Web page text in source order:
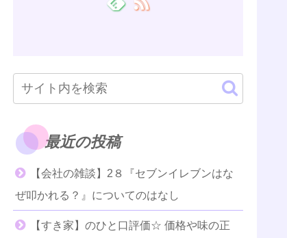
最近の投稿
【会社の雑談】2８『セブンイレブンはな
ぜ叩かれる？』についてのはなし
【すき家】のひと口評価☆ 価格や味の正